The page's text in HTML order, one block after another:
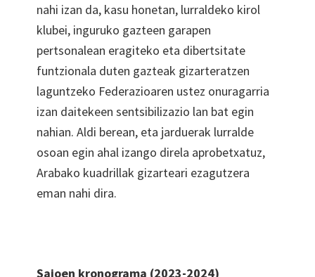
nahi izan da, kasu honetan, lurraldeko kirol
klubei, inguruko gazteen garapen
pertsonalean eragiteko eta dibertsitate
funtzionala duten gazteak gizarteratzen
laguntzeko Federazioaren ustez onuragarria
izan daitekeen sentsibilizazio lan bat egin
nahian. Aldi berean, eta jarduerak lurralde
osoan egin ahal izango direla aprobetxatuz,
Arabako kuadrillak gizarteari ezagutzera
eman nahi dira.
Saioen kronograma (2023-2024)